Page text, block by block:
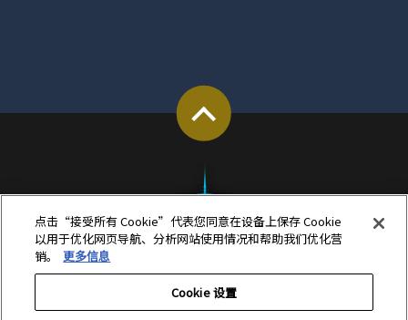
点击“接受所有 Cookie”代表您同意在设备上保存 Cookie
以用于优化网页导航、分析网站使用情况和帮助我们优化营
销。
更多信息
Cookie 设置